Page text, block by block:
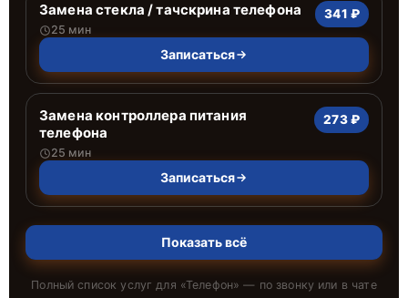
Замена стекла / тачскрина телефона
25 мин
341 ₽
Записаться
Замена контроллера питания
телефона
25 мин
273 ₽
Записаться
Показать всё
Полный список услуг для «Телефон» — по звонку или в чате